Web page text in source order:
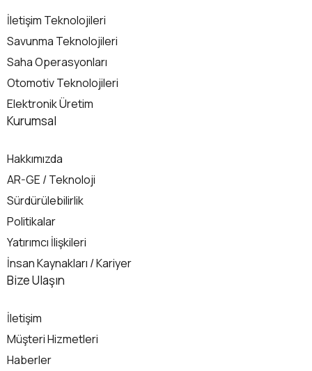
İletişim Teknolojileri
Savunma Teknolojileri
Saha Operasyonları
Otomotiv Teknolojileri
Elektronik Üretim
Kurumsal
Hakkımızda
AR-GE / Teknoloji
Sürdürülebilirlik
Politikalar
Yatırımcı İlişkileri
İnsan Kaynakları / Kariyer
İletişim
Bize Ulaşın
İletişim
Müşteri Hizmetleri
Haberler